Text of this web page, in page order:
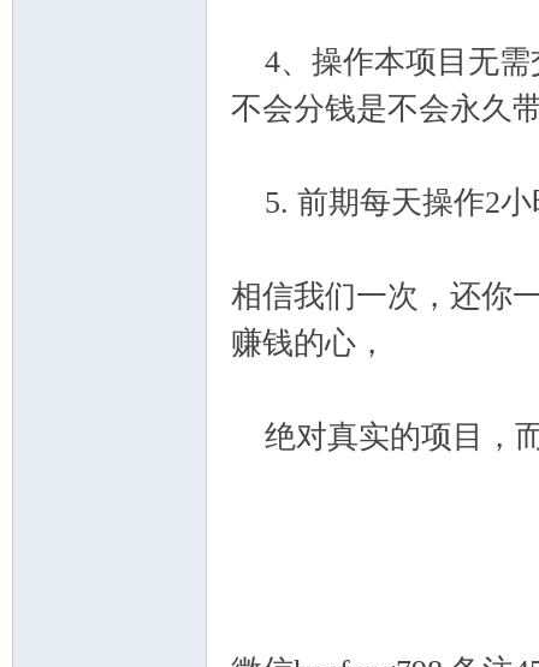
4、操作本项目无需
不会分钱是不会永久
5. 前期每天操作2小
相信我们一次，还你
赚钱的心，
绝对真实的项目，